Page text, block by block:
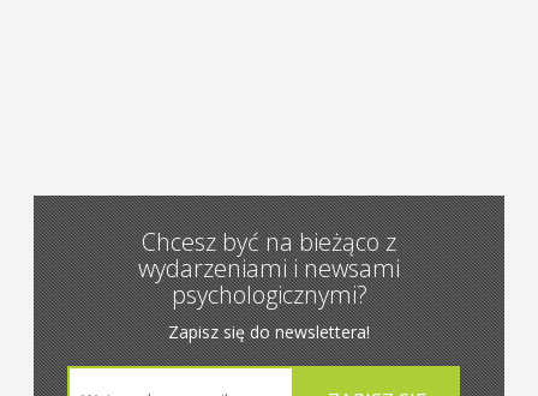
Chcesz być na bieżąco z
wydarzeniami i newsami
psychologicznymi?
Zapisz się do newslettera!